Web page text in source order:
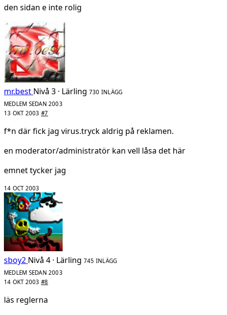
den sidan e inte rolig
mr.best Nivå 3 · Lärling 730 INLÄGG
MEDLEM SEDAN 2003
13 OKT 2003 #7
f*n där fick jag virus.tryck aldrig på reklamen.
en moderator/administratör kan vell låsa det här
emnet tycker jag
14 OCT 2003
sboy2 Nivå 4 · Lärling 745 INLÄGG
MEDLEM SEDAN 2003
14 OKT 2003 #8
läs reglerna